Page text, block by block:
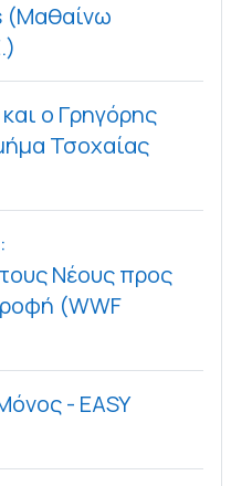
(Μαθαίνω
ο Γρηγόρης
Τσοχαίας
Νέους προς
(WWF
- EASY